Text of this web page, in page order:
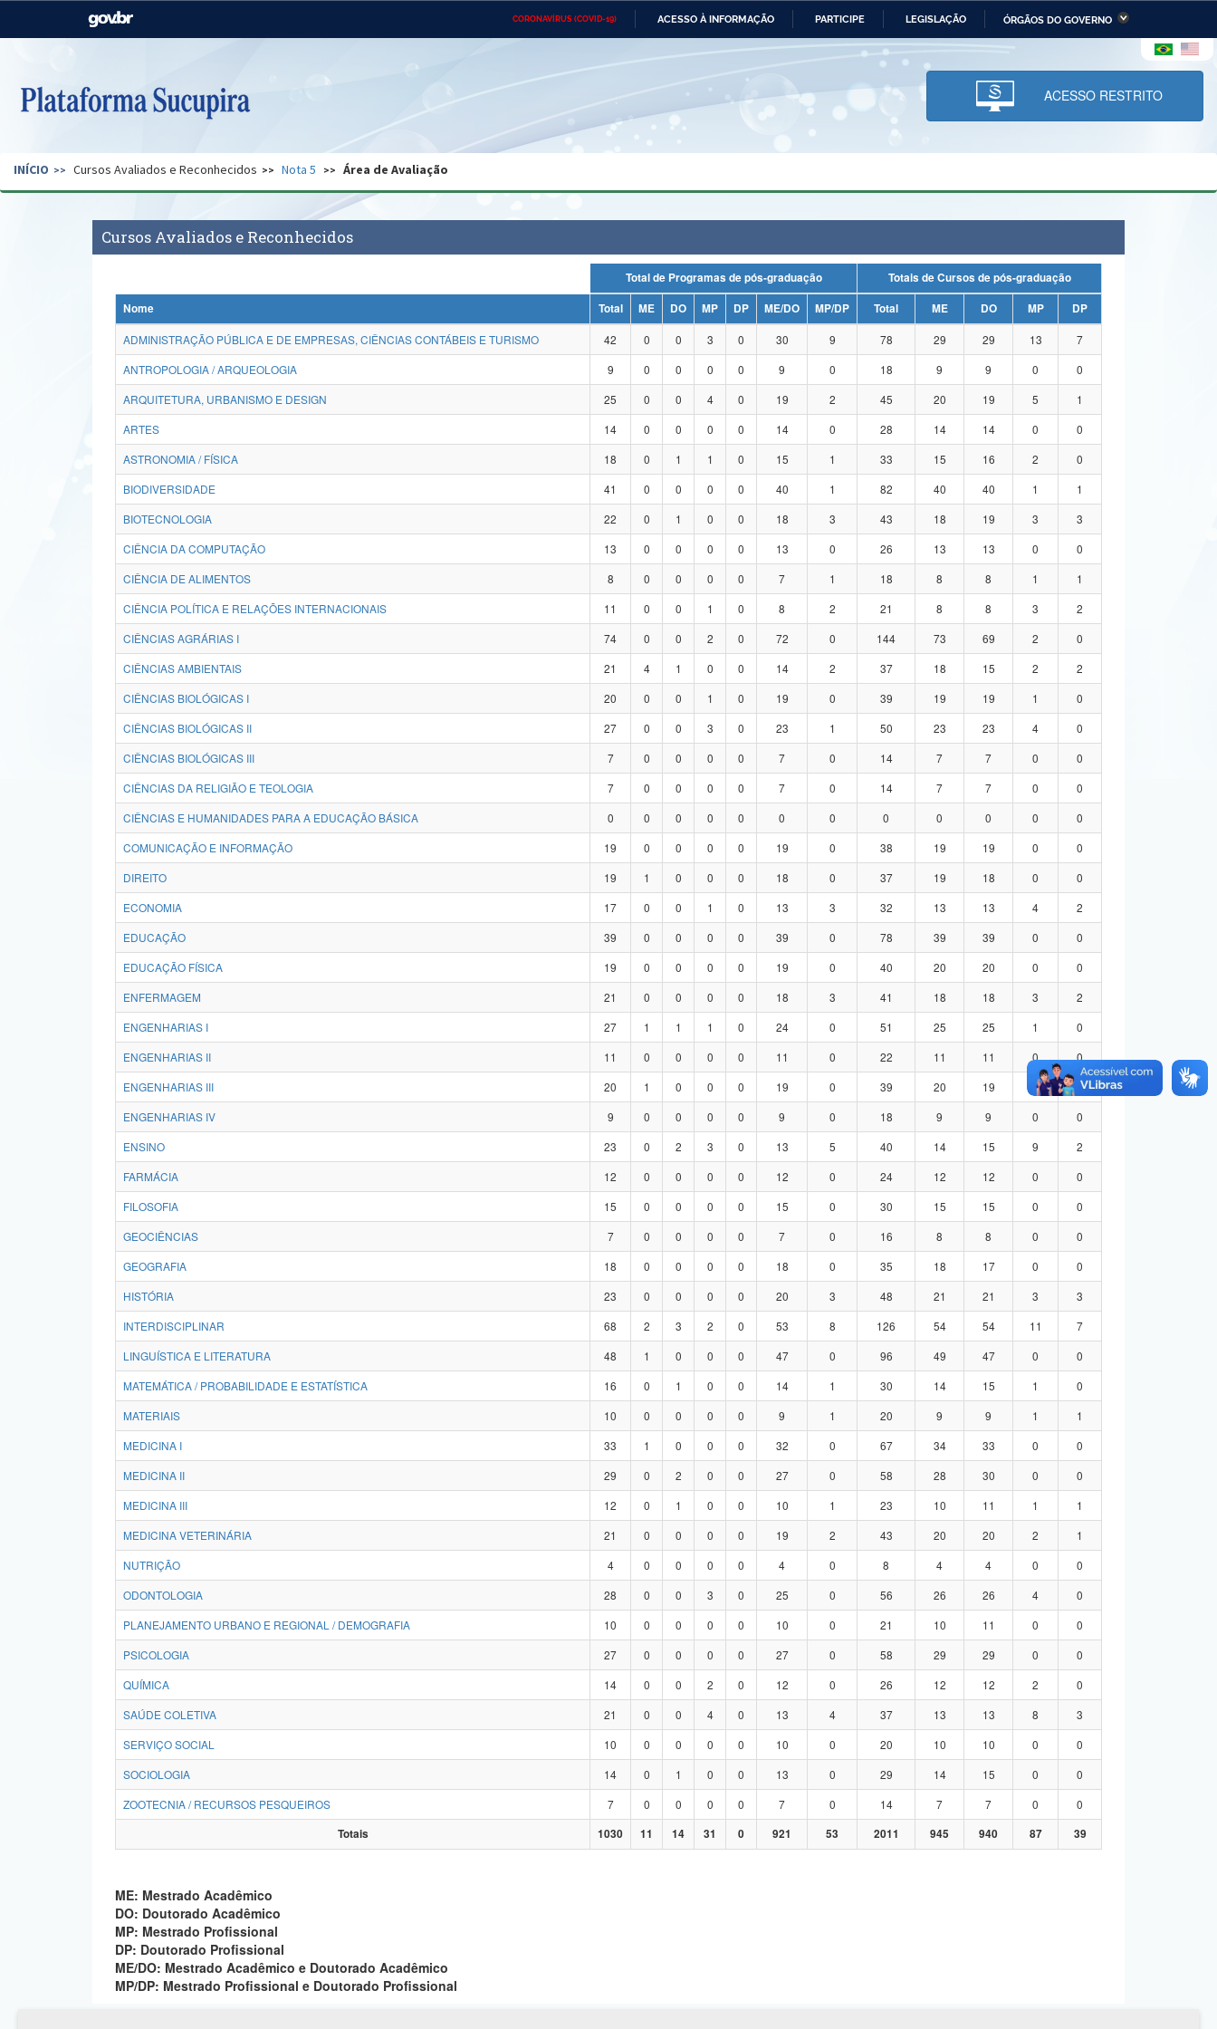
CORONAVÍRUS (COVID-19) ACESSO À INFORMAÇÃO PARTICIPE LEGISLAÇÃO ÓRGÃOS DO GOVERNO
Casa Civil Ministério das Relações Ministério da Economia Ministério da Infraestrutura
Pecuária e Abastecimento
Ministério da Ciência,
Tecnologia, Inovações e
Comunicações
Ministério do Desenvolvimento
Regional e dos Direitos Humanos
Secretaria de Governo Gabinete de Segurança Advocacia-Geral da União Banco Central do Brasil Planalto
ACESSO RESTRITO
INÍCIO Cursos Avaliados e Reconhecidos Nota 5 Área de Avaliação
Cursos Avaliados e Reconhecidos
Total de Programas de pós-graduação
Totais de Cursos de pós-graduação
Nome
Total ME DO MP DP ME/DO MP/DP Total ME DO MP
DP
ADMINISTRAÇÃO PÚBLICA E DE EMPRESAS, CIÊNCIAS CONTÁBEIS E TURISMO
42 0 0 3 0 30 9 78 29 29 13
7
ANTROPOLOGIA / ARQUEOLOGIA
9 0 0 0 0 9 0 18 9 9 0
0
ARQUITETURA, URBANISMO E DESIGN
25 0 0 4 0 19 2 45 20 19 5
1
ARTES
14 0 0 0 0 14 0 28 14 14 0
0
ASTRONOMIA / FÍSICA
18 0 1 1 0 15 1 33 15 16 2
0
BIODIVERSIDADE
41 0 0 0 0 40 1 82 40 40 1
1
BIOTECNOLOGIA
22 0 1 0 0 18 3 43 18 19 3
3
CIÊNCIA DA COMPUTAÇÃO
13 0 0 0 0 13 0 26 13 13 0
0
CIÊNCIA DE ALIMENTOS
8 0 0 0 0 7 1 18 8 8 1
1
CIÊNCIA POLÍTICA E RELAÇÕES INTERNACIONAIS
11 0 0 1 0 8 2 21 8 8 3
2
CIÊNCIAS AGRÁRIAS I
74 0 0 2 0 72 0 144 73 69 2
0
CIÊNCIAS AMBIENTAIS
21 4 1 0 0 14 2 37 18 15 2
2
CIÊNCIAS BIOLÓGICAS I
20 0 0 1 0 19 0 39 19 19 1
0
CIÊNCIAS BIOLÓGICAS II
27 0 0 3 0 23 1 50 23 23 4
0
CIÊNCIAS BIOLÓGICAS III
7 0 0 0 0 7 0 14 7 7 0
0
CIÊNCIAS DA RELIGIÃO E TEOLOGIA
7 0 0 0 0 7 0 14 7 7 0
0
CIÊNCIAS E HUMANIDADES PARA A EDUCAÇÃO BÁSICA
0 0 0 0 0 0 0 0 0 0 0
0
COMUNICAÇÃO E INFORMAÇÃO
19 0 0 0 0 19 0 38 19 19 0
0
DIREITO
19 1 0 0 0 18 0 37 19 18 0
0
ECONOMIA
17 0 0 1 0 13 3 32 13 13 4
2
EDUCAÇÃO
39 0 0 0 0 39 0 78 39 39 0
0
EDUCAÇÃO FÍSICA
19 0 0 0 0 19 0 40 20 20 0
0
ENFERMAGEM
21 0 0 0 0 18 3 41 18 18 3
2
ENGENHARIAS I
27 1 1 1 0 24 0 51 25 25 1
0
ENGENHARIAS II
11 0 0 0 0 11 0 22 11 11 0
0
ENGENHARIAS III
20 1 0 0 0 19 0 39 20 19 0
0
ENGENHARIAS IV
9 0 0 0 0 9 0 18 9 9 0
0
ENSINO
23 0 2 3 0 13 5 40 14 15 9
2
FARMÁCIA
12 0 0 0 0 12 0 24 12 12 0
0
FILOSOFIA
15 0 0 0 0 15 0 30 15 15 0
0
GEOCIÊNCIAS
7 0 0 0 0 7 0 16 8 8 0
0
GEOGRAFIA
18 0 0 0 0 18 0 35 18 17 0
0
HISTÓRIA
23 0 0 0 0 20 3 48 21 21 3
3
INTERDISCIPLINAR
68 2 3 2 0 53 8 126 54 54 11
7
LINGUÍSTICA E LITERATURA
48 1 0 0 0 47 0 96 49 47 0
0
MATEMÁTICA / PROBABILIDADE E ESTATÍSTICA
16 0 1 0 0 14 1 30 14 15 1
0
MATERIAIS
10 0 0 0 0 9 1 20 9 9 1
1
MEDICINA I
33 1 0 0 0 32 0 67 34 33 0
0
MEDICINA II
29 0 2 0 0 27 0 58 28 30 0
0
MEDICINA III
12 0 1 0 0 10 1 23 10 11 1
1
MEDICINA VETERINÁRIA
21 0 0 0 0 19 2 43 20 20 2
1
NUTRIÇÃO
4 0 0 0 0 4 0 8 4 4 0
0
ODONTOLOGIA
28 0 0 3 0 25 0 56 26 26 4
0
PLANEJAMENTO URBANO E REGIONAL / DEMOGRAFIA
10 0 0 0 0 10 0 21 10 11 0
0
PSICOLOGIA
27 0 0 0 0 27 0 58 29 29 0
0
QUÍMICA
14 0 0 2 0 12 0 26 12 12 2
0
SAÚDE COLETIVA
21 0 0 4 0 13 4 37 13 13 8
3
SERVIÇO SOCIAL
10 0 0 0 0 10 0 20 10 10 0
0
SOCIOLOGIA
14 0 1 0 0 13 0 29 14 15 0
0
ZOOTECNIA / RECURSOS PESQUEIROS
7 0 0 0 0 7 0 14 7 7 0
0
Totais
1030 11 14 31 0 921 53 2011 945 940 87 39
ME: Mestrado Acadêmico
DO: Doutorado Acadêmico
MP: Mestrado Profissional
DP: Doutorado Profissional
ME/DO: Mestrado Acadêmico e Doutorado Acadêmico
MP/DP: Mestrado Profissional e Doutorado Profissional